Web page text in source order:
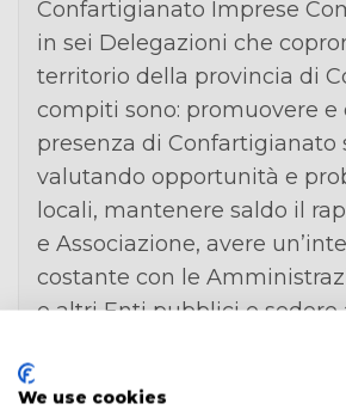
Confartigianato Imprese
in sei Delegazioni che
territorio della provincia di
compiti sono: promuovere e
presenza di Confartigianato
valutando opportunità e
locali, mantenere saldo il
e Associazione, avere
costante con le
e altri Enti pubblici e
Le Delegazioni territoriali:
We use cookies